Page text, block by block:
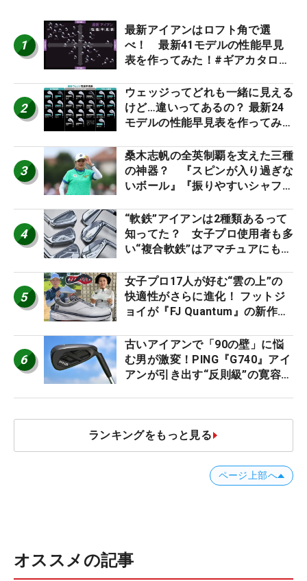
1
最新アイアンはロフト角で選
べ！ 最新41モデルの性能早見
表を作ってみた！#ギアカタログ
2
ウェッジってどれも一緒に見える
けど…違いってあるの？ 最新24
モデルの性能早見表を作ってみ
3
桑木志帆の全英制覇を支えた三種
の神器？ 『スピンが入り過ぎな
いボール』『振りやすいシャフ
ー』 #女子プロセッティング
4
“軟鉄”アイアンは2種類あるって
知ってた？ 女子プロ使用者も多
い“複合軟鉄”はアマチュアにもオ
5
女子プロ17人が好む“雲の上”の
快適性がさらに進化！ フットジ
ョイが『FJ Quantum』の新作を
6
古いアイアンで「90の壁」に悩
む男が激変！PING『G740』アイ
アンが引き出す“反則級”の寛容性
ランキングをもっと見る
ページ上部へ
オススメの記事